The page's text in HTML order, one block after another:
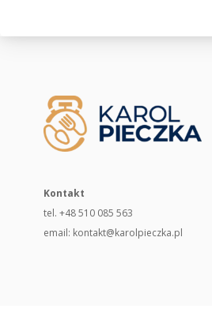
Kontakt
tel. +48 510 085 563
email: kontakt@karolpieczka.pl